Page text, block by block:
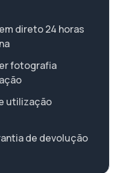
direto 24 horas
fotografia
utilização
de devolução